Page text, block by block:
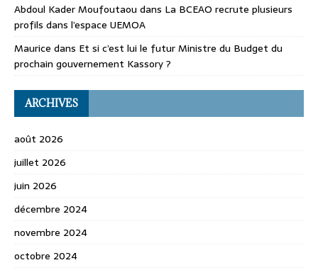
Abdoul Kader Moufoutaou dans La BCEAO recrute plusieurs
profils dans l’espace UEMOA
Maurice dans Et si c’est lui le futur Ministre du Budget du
prochain gouvernement Kassory ?
ARCHIVES
août 2026
juillet 2026
juin 2026
décembre 2024
novembre 2024
octobre 2024